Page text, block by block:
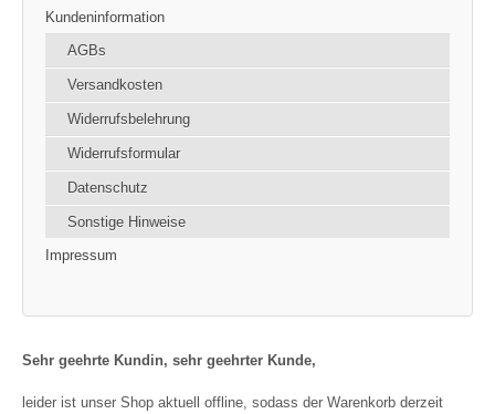
Kundeninformation
AGBs
Versandkosten
Widerrufsbelehrung
Widerrufsformular
Datenschutz
Sonstige Hinweise
Impressum
Sehr geehrte Kundin, sehr geehrter Kunde,
leider ist unser Shop aktuell offline, sodass der Warenkorb derzeit